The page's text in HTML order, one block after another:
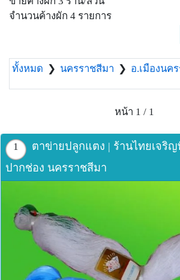
จำนวนค้างผัก 4 รายการ
ทั้งหมด ❯ นครราชสีมา ❯ อ.เมืองนค
หน้า 1 / 1
1
ตาข่ายปลูกแตง | ร้านไทยเจริ
ปากช่อง นครราชสีมา